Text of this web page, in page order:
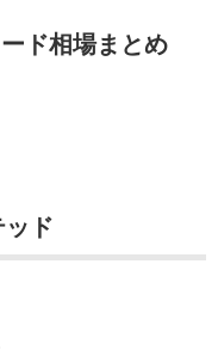
ド相場まとめ
ド